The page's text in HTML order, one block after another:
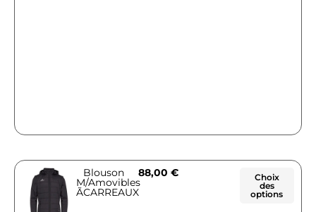
Blouson
M/Amovibles
ÃCARREAUX
88,00 €
Choix
des
options